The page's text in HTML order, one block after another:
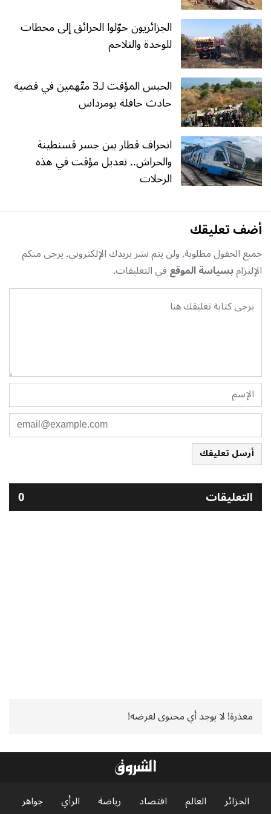
الجزائريون حوّلوا الحرائق إلى محطات
للوحدة والتلاحم
الحبس المؤقت لـ3 متّهمين في قضية
حادث حافلة بومرداس
انحراف قطار بين جسر قسنطينة
والحراش.. تعديل مؤقت في هذه
الرحلات
أضف تعليقك
جميع الحقول مطلوبة, ولن يتم نشر بريدك الإلكتروني. يرجى منكم
الإلتزامبسياسة الموقعفي التعليقات.
أرسل تعليقك
التعليقات 0
معذرة! لا يوجد أي محتوى لعرضه!
الجزائر العالم اقتصاد رياضة الرأي جواهر